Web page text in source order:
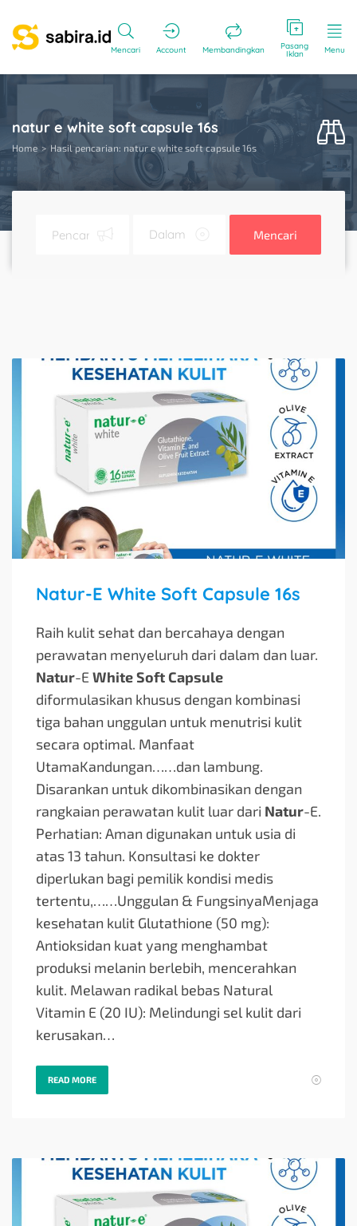
Mencari Account Membandingkan Pasang
Iklan Menu
natur e white soft capsule 16s
Home Hasil pencarian: natur e white soft capsule 16s
Mencari
Natur-E White Soft Capsule 16s
Raih kulit sehat dan bercahaya dengan
perawatan menyeluruh dari dalam dan luar.
Natur-E White Soft Capsule
diformulasikan khusus dengan kombinasi
tiga bahan unggulan untuk menutrisi kulit
secara optimal. Manfaat
UtamaKandungan……dan lambung.
Disarankan untuk dikombinasikan dengan
rangkaian perawatan kulit luar dari Natur-E.
Perhatian: Aman digunakan untuk usia di
atas 13 tahun. Konsultasi ke dokter
diperlukan bagi pemilik kondisi medis
tertentu,……Unggulan & FungsinyaMenjaga
kesehatan kulit Glutathione (50 mg):
Antioksidan kuat yang menghambat
produksi melanin berlebih, mencerahkan
kulit. Melawan radikal bebas Natural
Vitamin E (20 IU): Melindungi sel kulit dari
kerusakan…
READ MORE